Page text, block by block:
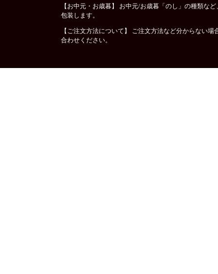
【お中元・お歳暮】 お中元/お歳暮「のし」の種類な
包装します。
【ご注文方法について】 ご注文方法など分からない場
合わせください。